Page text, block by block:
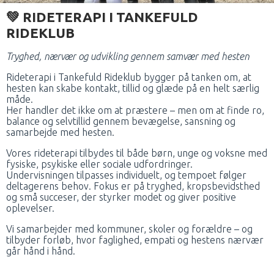
💚 RIDETERAPI I TANKEFULD
RIDEKLUB
Tryghed, nærvær og udvikling gennem samvær med hesten
Rideterapi i Tankefuld Rideklub bygger på tanken om, at
hesten kan skabe kontakt, tillid og glæde på en helt særlig
måde.
Her handler det ikke om at præstere – men om at finde ro,
balance og selvtillid gennem bevægelse, sansning og
samarbejde med hesten.
Vores rideterapi tilbydes til både børn, unge og voksne med
fysiske, psykiske eller sociale udfordringer.
Undervisningen tilpasses individuelt, og tempoet følger
deltagerens behov. Fokus er på tryghed, kropsbevidsthed
og små succeser, der styrker modet og giver positive
oplevelser.
Vi samarbejder med kommuner, skoler og forældre – og
tilbyder forløb, hvor faglighed, empati og hestens nærvær
går hånd i hånd.